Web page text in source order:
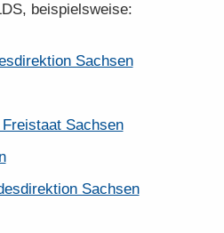
bei­spiels­wei­se:
Sach­sen
Sach­sen
Sach­sen